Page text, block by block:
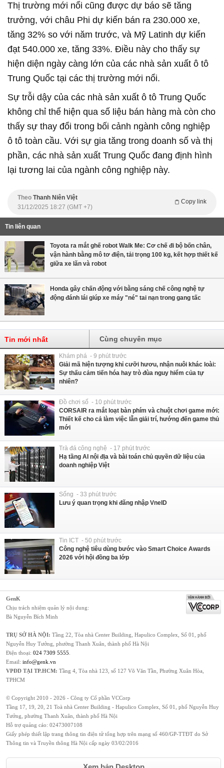
Thị trường mới nổi cũng được dự báo sẽ tăng
trưởng, với châu Phi dự kiến bán ra 230.000 xe,
tăng 32% so với năm trước, và Mỹ Latinh dự kiến
đạt 540.000 xe, tăng 33%. Điều này cho thấy sự
hiện diện ngày càng lớn của các nhà sản xuất ô tô
Trung Quốc tại các thị trường mới nổi.
Sự trỗi dậy của các nhà sản xuất ô tô Trung Quốc
không chỉ thể hiện qua số liệu bán hàng mà còn cho
thấy sự thay đổi trong bối cảnh ngành công nghiệp
ô tô toàn cầu. Với sự gia tăng trong doanh số và thị
phần, các nhà sản xuất Trung Quốc đang định hình
lại tương lai của ngành công nghiệp này.
Theo Thanh Niên Việt
Copy link
31/12/2025 18:27 (GMT +7)
Tin liên quan
Toyota ra mắt ghế robot Walk Me: Cơ chế đi bộ bốn chân,
vận hành bằng mô tơ điện, tải trọng 100 kg, kết hợp thiết kế
giữa xe lăn và robot
Honda gây chấn động với bằng sáng chế công nghệ tự
động đánh lái giúp xe máy "né" tai nạn trong gang tấc
Tin mới nhất Cùng chuyên mục
Khám phá - 9 phút trước
Giải mã hiện tượng khỉ cưỡi hươu, nhận nuôi khác loài:
Sự thấu cảm tiến hóa hay trò đùa nguy hiểm của tự
nhiên?
Đồ chơi số - 10 phút trước
CORSAIR ra mắt loạt bàn phím và chuột chơi game mới:
Thiết kế cho cả làm việc lẫn giải trí, hướng đến game thủ
mới
Trà đá công nghệ - 17 phút trước
Hạ tầng AI nội địa và bài toán chủ quyền dữ liệu của
doanh nghiệp Việt
Sống - 33 phút trước
Lưu ý quan trọng khi đăng nhập VneID
Tin ICT - 50 phút trước
Công nghệ tiêu dùng bước vào Smart Choice Awards
2026 với hội đồng ba lớp
GenK
Chịu trách nhiệm quản lý nội dung:
Bà Nguyễn Bích Minh
TRỤ SỞ HÀ NỘI: Tầng 22, Tòa nhà Center Building, Hapulico Complex, Số 01, phố
Nguyễn Huy Tưởng, phường Thanh Xuân, thành phố Hà Nội
Điện thoại: 024 7309 5555
Email: info@genk.vn
VPĐD TẠI TP.HCM: Tầng 4, Tòa nhà 123, số 127 Võ Văn Tần, Phường Xuân Hòa,
TPHCM
© Copyright 2010 - 2026 - Công ty Cổ phần VCCorp
Tầng 17, 19, 20, 21 Toà nhà Center Building - Hapulico Complex, Số 01, phố Nguyễn Huy
Tưởng, phường Thanh Xuân, thành phố Hà Nội
Hỗ trợ quảng cáo: 02473007108
Giấy phép thiết lập trang thông tin điện tử tổng hợp trên mạng số 460/GP-TTĐT do Sở
Thông tin và Truyền thông Hà Nội cấp ngày 03/02/2016